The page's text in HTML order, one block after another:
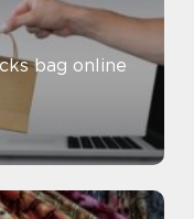
bag online